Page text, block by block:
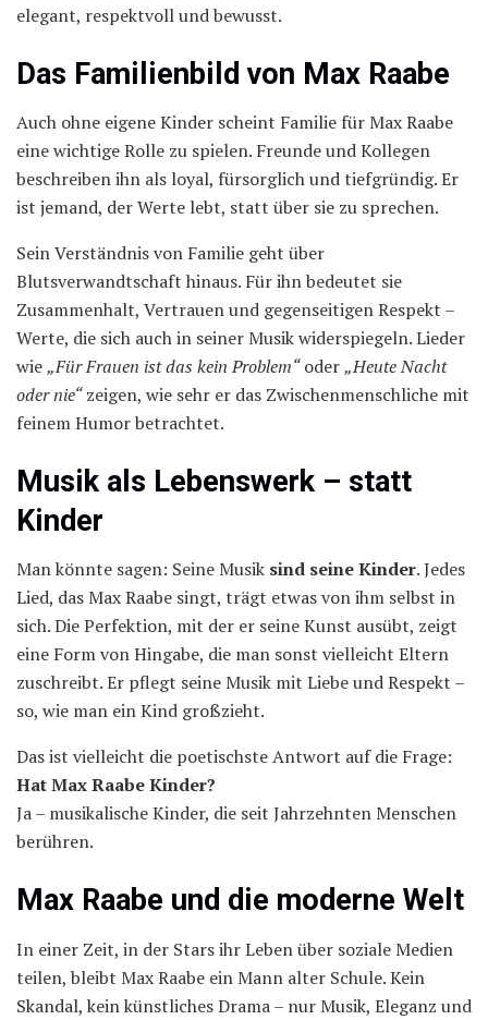
elegant, respektvoll und bewusst.
Das Familienbild von Max Raabe
Auch ohne eigene Kinder scheint Familie für Max Raabe
eine wichtige Rolle zu spielen. Freunde und Kollegen
beschreiben ihn als loyal, fürsorglich und tiefgründig. Er
ist jemand, der Werte lebt, statt über sie zu sprechen.
Sein Verständnis von Familie geht über
Blutsverwandtschaft hinaus. Für ihn bedeutet sie
Zusammenhalt, Vertrauen und gegenseitigen Respekt –
Werte, die sich auch in seiner Musik widerspiegeln. Lieder
wie„Für Frauen ist das kein Problem“oder„Heute Nacht
oder nie“zeigen, wie sehr er das Zwischenmenschliche mit
feinem Humor betrachtet.
Musik als Lebenswerk – statt
Kinder
Man könnte sagen: Seine Musik sind seine Kinder. Jedes
Lied, das Max Raabe singt, trägt etwas von ihm selbst in
sich. Die Perfektion, mit der er seine Kunst ausübt, zeigt
eine Form von Hingabe, die man sonst vielleicht Eltern
zuschreibt. Er pflegt seine Musik mit Liebe und Respekt –
so, wie man ein Kind großzieht.
Das ist vielleicht die poetischste Antwort auf die Frage:
Hat Max Raabe Kinder?
Ja – musikalische Kinder, die seit Jahrzehnten Menschen
berühren.
Max Raabe und die moderne Welt
In einer Zeit, in der Stars ihr Leben über soziale Medien
teilen, bleibt Max Raabe ein Mann alter Schule. Kein
Skandal, kein künstliches Drama – nur Musik, Eleganz und